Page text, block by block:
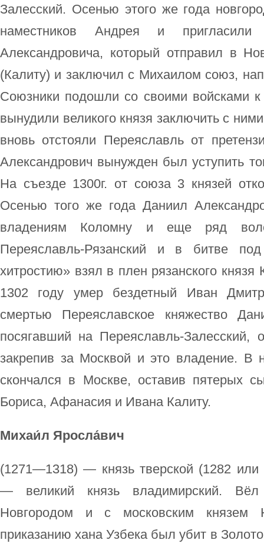
Залесский. Осенью этого же года
наместников Андрея и
Александровича, который отправил в
(Калиту) и заключил с Михаилом союз,
Союзники подошли со своими войсками
вынудили великого князя заключить с
вновь отстояли Переяславль от
Александрович вынужден был уступить
На съезде 1300г. от союза 3 князей
Осенью того же года Даниил
владениям Коломну и еще ряд
Переяславль-Рязанский и в битве
хитростию» взял в плен рязанского
1302 году умер бездетный Иван
смертью Переяславское княжество
посягавший на Переяславль-Залесский,
закрепив за Москвой и это владение. В
скончался в Москве, оставив пятерых
Бориса, Афанасия и Ивана Калиту.
Михаи́л Яросла́вич
(1271—1318) — князь тверской (1282
— великий князь владимирский.
Новгородом и с московским
приказанию хана Узбека был убит в